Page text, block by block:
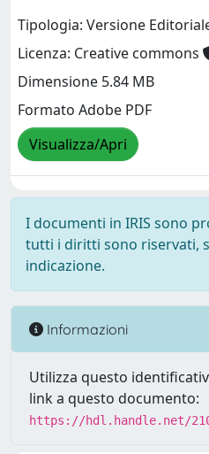
Tipologia: Versione
Licenza: Creative commons
Dimensione 5.84 MB
Formato Adobe PDF
Visualizza/Apri
I documenti in IRIS sono
tutti i diritti sono riservati,
indicazione.
Informazioni
Utilizza questo
link a questo documento:
https://hdl.handle.net/